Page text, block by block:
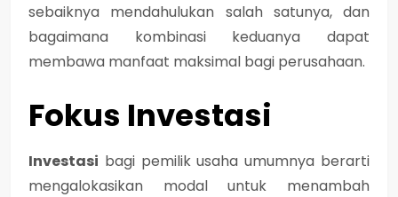
sebaiknya mendahulukan salah satunya, dan
bagaimana kombinasi keduanya dapat
membawa manfaat maksimal bagi perusahaan.
Fokus Investasi
Investasi bagi pemilik usaha umumnya berarti
mengalokasikan modal untuk menambah